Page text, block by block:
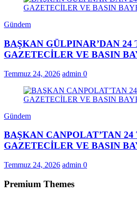
Gündem
BAŞKAN GÜLPINAR’DAN 24
GAZETECİLER VE BASIN
Temmuz 24, 2026 admin 0
Gündem
BAŞKAN CANPOLAT’TAN
GAZETECİLER VE BASIN
Temmuz 24, 2026 admin 0
Premium Themes